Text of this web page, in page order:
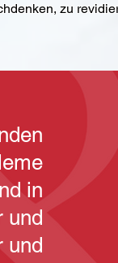
zu
in
und
und